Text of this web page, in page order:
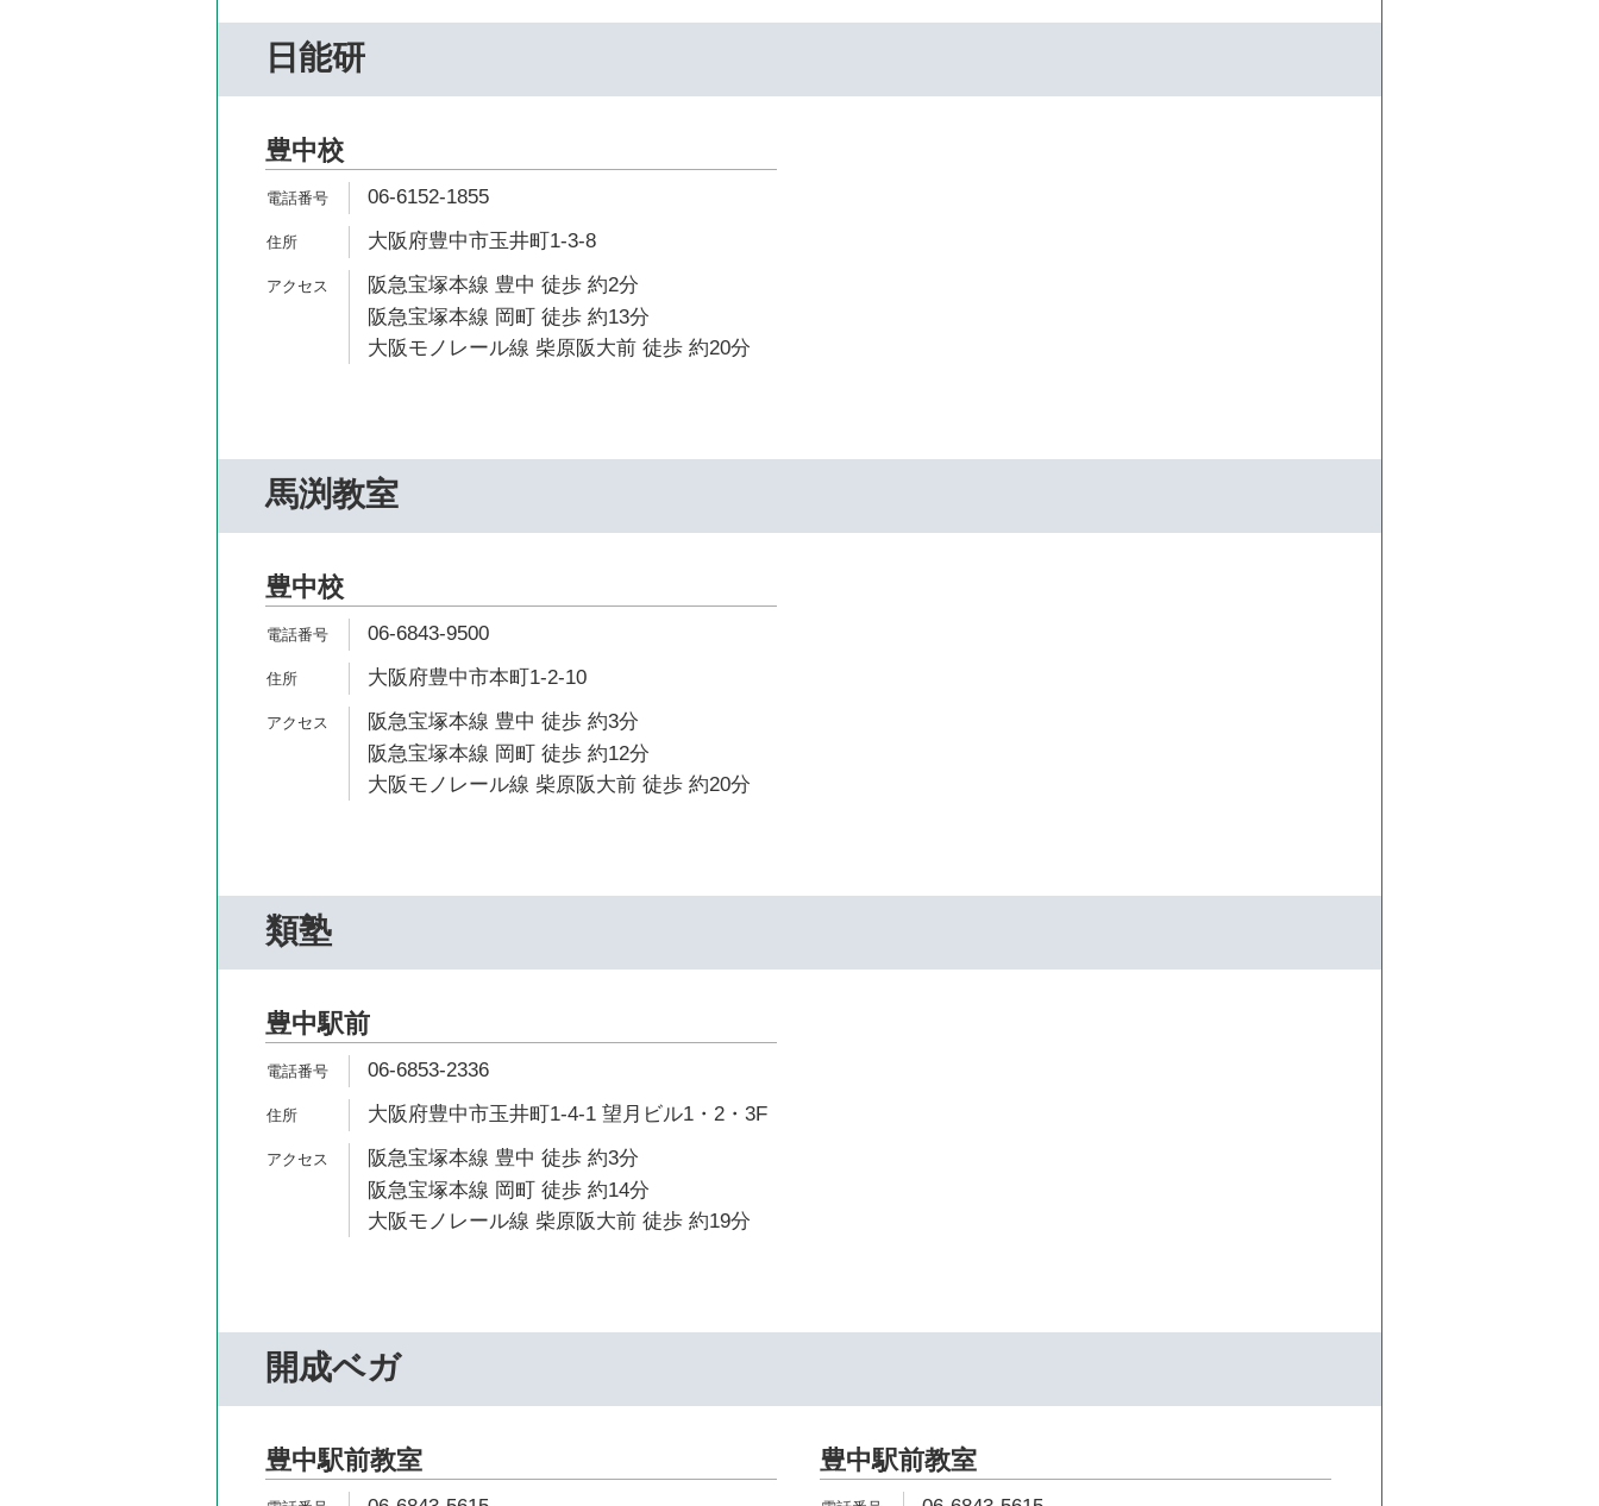
日能研
豊中校
06-6152-1855
大阪府豊中市玉井町1-3-8
阪急宝塚本線 豊中 徒歩 約2分
阪急宝塚本線 岡町 徒歩 約13分
大阪モノレール線 柴原阪大前 徒歩 約20分
馬渕教室
豊中校
06-6843-9500
大阪府豊中市本町1-2-10
阪急宝塚本線 豊中 徒歩 約3分
阪急宝塚本線 岡町 徒歩 約12分
大阪モノレール線 柴原阪大前 徒歩 約20分
類塾
豊中駅前
06-6853-2336
大阪府豊中市玉井町1-4-1 望月ビル1・2・3F
阪急宝塚本線 豊中 徒歩 約3分
阪急宝塚本線 岡町 徒歩 約14分
大阪モノレール線 柴原阪大前 徒歩 約19分
開成ベガ
豊中駅前教室 豊中駅前教室